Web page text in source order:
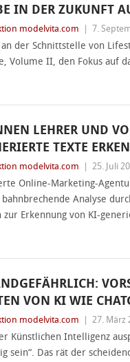
IN DER ZUKUNFT
modelvita.com 7.
der Schnittstelle von
Volume II, den Fokus auf
LEHRER UND
TEXTE
modelvita.com 25. Juli
Online-Marketing-
Analyse
Erkennung von KI-
VON KI WIE
modelvita.com 27. März
Künstlichen Intelligenz
sein“. Das rät der